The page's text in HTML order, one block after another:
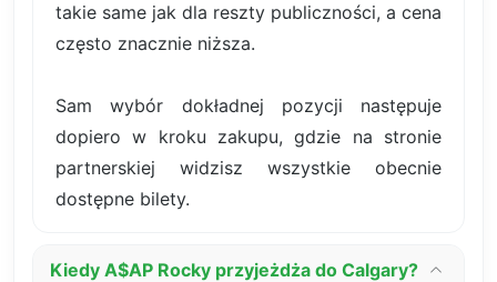
takie same jak dla reszty publiczności, a cena
często znacznie niższa.
Sam wybór dokładnej pozycji następuje
dopiero w kroku zakupu, gdzie na stronie
partnerskiej widzisz wszystkie obecnie
dostępne bilety.
Kiedy A$AP Rocky przyjeżdża do Calgary?